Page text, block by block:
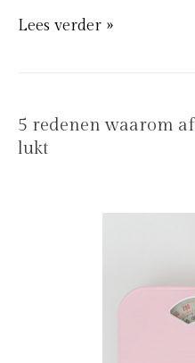
Lees verder »
5 redenen waarom
lukt